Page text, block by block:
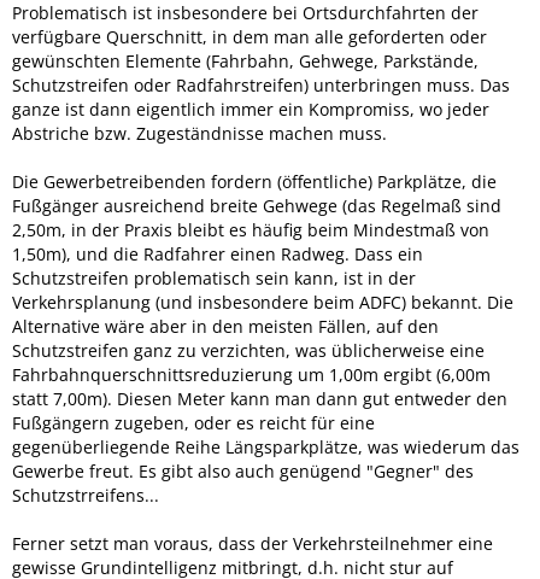
Problematisch ist insbesondere bei Ortsdurchfahrten der
verfügbare Querschnitt, in dem man alle geforderten oder
gewünschten Elemente (Fahrbahn, Gehwege, Parkstände,
Schutzstreifen oder Radfahrstreifen) unterbringen muss. Das
ganze ist dann eigentlich immer ein Kompromiss, wo jeder
Abstriche bzw. Zugeständnisse machen muss.
Die Gewerbetreibenden fordern (öffentliche) Parkplätze, die
Fußgänger ausreichend breite Gehwege (das Regelmaß sind
2,50m, in der Praxis bleibt es häufig beim Mindestmaß von
1,50m), und die Radfahrer einen Radweg. Dass ein
Schutzstreifen problematisch sein kann, ist in der
Verkehrsplanung (und insbesondere beim ADFC) bekannt. Die
Alternative wäre aber in den meisten Fällen, auf den
Schutzstreifen ganz zu verzichten, was üblicherweise eine
Fahrbahnquerschnittsreduzierung um 1,00m ergibt (6,00m
statt 7,00m). Diesen Meter kann man dann gut entweder den
Fußgängern zugeben, oder es reicht für eine
gegenüberliegende Reihe Längsparkplätze, was wiederum das
Gewerbe freut. Es gibt also auch genügend "Gegner" des
Schutzstrreifens...
Ferner setzt man voraus, dass der Verkehrsteilnehmer eine
gewisse Grundintelligenz mitbringt, d.h. nicht stur auf